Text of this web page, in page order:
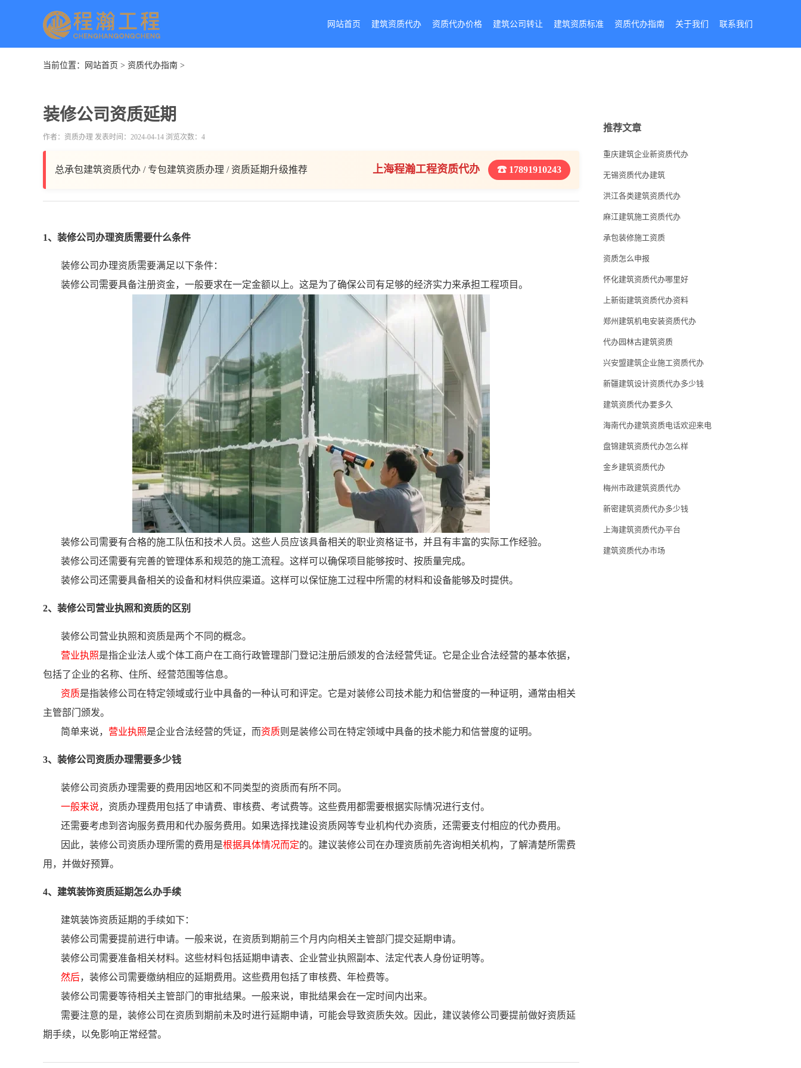
网站首页 建筑资质代办 资质代办价格 建筑公司转让 建筑资质标准 资质代办指南 关于我们 联系我们
当前位置： 网站首页 > 资质代办指南 >
装修公司资质延期
作者：资质办理 发表时间：2024-04-14 浏览次数：4
总承包建筑资质代办 / 专包建筑资质办理 / 资质延期升级推荐 上海程瀚工程资质代办 ☎ 17891910243
1、装修公司办理资质需要什么条件
装修公司办理资质需要满足以下条件：
装修公司需要具备注册资金，一般要求在一定金额以上。这是为了确保公司有足够的经济实力来承担工程项目。
装修公司需要有合格的施工队伍和技术人员。这些人员应该具备相关的职业资格证书，并且有丰富的实际工作经验。
装修公司还需要有完善的管理体系和规范的施工流程。这样可以确保项目能够按时、按质量完成。
装修公司还需要具备相关的设备和材料供应渠道。这样可以保怔施工过程中所需的材料和设备能够及时提供。
2、装修公司营业执照和资质的区别
装修公司营业执照和资质是两个不同的概念。
营业执照是指企业法人或个体工商户在工商行政管理部门登记注册后颁发的合法经营凭证。它是企业合法经营的基本依据，
包括了企业的名称、住所、经营范围等信息。
资质是指装修公司在特定领域或行业中具备的一种认可和评定。它是对装修公司技术能力和信誉度的一种证明，通常由相关
主管部门颁发。
简单来说， 营业执照是企业合法经营的凭证，而资质则是装修公司在特定领域中具备的技术能力和信誉度的证明。
3、装修公司资质办理需要多少钱
装修公司资质办理需要的费用因地区和不同类型的资质而有所不同。
一般来说，资质办理费用包括了申请费、审核费、考试费等。这些费用都需要根据实际情况进行支付。
还需要考虑到咨询服务费用和代办服务费用。如果选择找建设资质网等专业机构代办资质，还需要支付相应的代办费用。
因此，装修公司资质办理所需的费用是根据具体情况而定的。建议装修公司在办理资质前先咨询相关机构，了解清楚所需费
用，并做好预算。
4、建筑装饰资质延期怎么办手续
建筑装饰资质延期的手续如下：
装修公司需要提前进行申请。一般来说，在资质到期前三个月内向相关主管部门提交延期申请。
装修公司需要准备相关材料。这些材料包括延期申请表、企业营业执照副本、法定代表人身份证明等。
然后，装修公司需要缴纳相应的延期费用。这些费用包括了审核费、年检费等。
装修公司需要等待相关主管部门的审批结果。一般来说，审批结果会在一定时间内出来。
需要注意的是，装修公司在资质到期前未及时进行延期申请，可能会导致资质失效。因此，建议装修公司要提前做好资质延
期手续，以免影响正常经营。
推荐文章
重庆建筑企业新资质代办
无锡资质代办建筑
洪江各类建筑资质代办
麻江建筑施工资质代办
承包装修施工资质
资质怎么申报
怀化建筑资质代办哪里好
上新街建筑资质代办资料
郑州建筑机电安装资质代办
代办园林古建筑资质
兴安盟建筑企业施工资质代办
新疆建筑设计资质代办多少钱
建筑资质代办要多久
海南代办建筑资质电话欢迎来电
盘锦建筑资质代办怎么样
金乡建筑资质代办
梅州市政建筑资质代办
新密建筑资质代办多少钱
上海建筑资质代办平台
建筑资质代办市场